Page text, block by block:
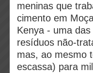
meninas que
cimento em
Kenya - uma
resíduos não-
mas, ao mesmo
escassa) para